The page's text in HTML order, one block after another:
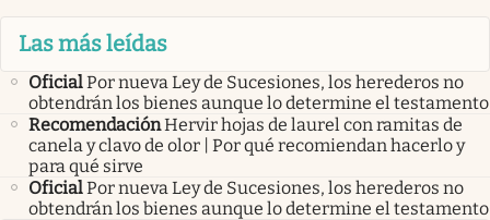
Las más leídas
OficialPor nueva Ley de Sucesiones, los herederos no
obtendrán los bienes aunque lo determine el testamento
RecomendaciónHervir hojas de laurel con ramitas de
canela y clavo de olor | Por qué recomiendan hacerlo y
para qué sirve
OficialPor nueva Ley de Sucesiones, los herederos no
obtendrán los bienes aunque lo determine el testamento